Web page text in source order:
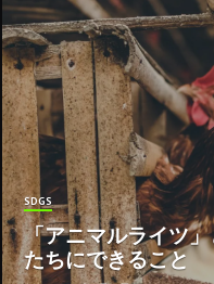
SDGS
「アニマルライツ
たちにできること